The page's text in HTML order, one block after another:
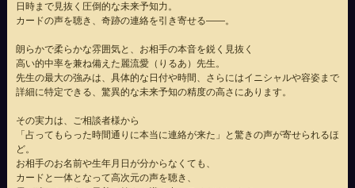
日時まで見抜く圧倒的な未来予知力。
カードの声を聴き、奇跡の連絡を引き寄せる――。
朗らかで柔らかな雰囲気と、お相手の本音を鋭く見抜く
高い的中率を兼ね備えた麗流愛（りるあ）先生。
先生の最大の強みは、具体的な日付や時間、さらにはイニシャルや容姿まで
詳細に特定できる、驚異的な未来予知の精度の高さにあります。
その実力は、ご相談者様から
「占ってもらった時間通りに本当に連絡が来た」と驚きの声が寄せられるほ
ど。
お相手のお名前や生年月日が分からなくても、
カードと一体となって高次元の声を聴き、